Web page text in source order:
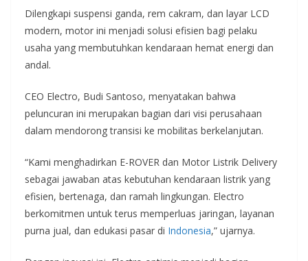
Dilengkapi suspensi ganda, rem cakram, dan layar LCD
modern, motor ini menjadi solusi efisien bagi pelaku
usaha yang membutuhkan kendaraan hemat energi dan
andal.
CEO Electro, Budi Santoso, menyatakan bahwa
peluncuran ini merupakan bagian dari visi perusahaan
dalam mendorong transisi ke mobilitas berkelanjutan.
“Kami menghadirkan E-ROVER dan Motor Listrik Delivery
sebagai jawaban atas kebutuhan kendaraan listrik yang
efisien, bertenaga, dan ramah lingkungan. Electro
berkomitmen untuk terus memperluas jaringan, layanan
purna jual, dan edukasi pasar di Indonesia,” ujarnya.